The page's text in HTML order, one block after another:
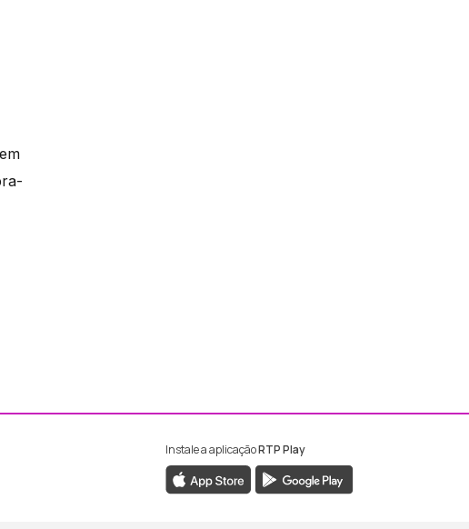
Facebook da RTP Madeira
ao Instagram da RTP Madeira
Instale a aplicaçãoRTP Play